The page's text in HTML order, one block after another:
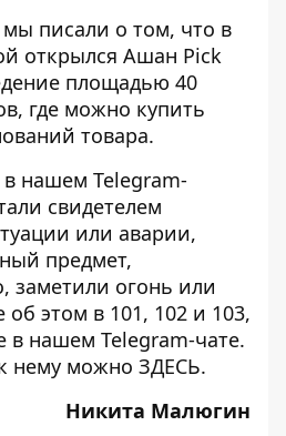
писали о том, что в
открылся Ашан Pick
площадью 40
где можно купить
товара.
в нашем Telegram-
свидетелем
или аварии,
предмет,
заметили огонь или
этом в 101, 102 и 103,
в нашем Telegram-чате.
нему можно ЗДЕСЬ.
Никита Малюгин